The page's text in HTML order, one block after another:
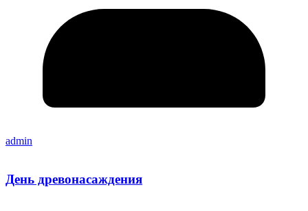
admin
День древонасаждения